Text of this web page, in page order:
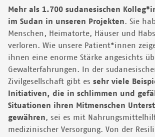
Mehr als 1.700 sudanesischen
im Sudan in unseren Projekten. Sie
Menschen, Heimatorte, Häuser und
verloren. Wie unsere Patient*innen
ihnen eine enorme Stärke angesichts
Gewalterfahrungen. In der
Zivilgesellschaft gibt es sehr viele
Initiativen, die in schlimmen und
Situationen ihren Mitmenschen
gewähren, sei es mit
medizinischer Versorgung. Von der